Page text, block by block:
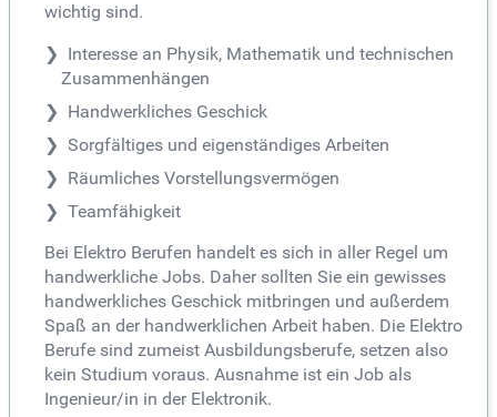
wichtig sind.
Interesse an Physik, Mathematik und technischen
Zusammenhängen
Handwerkliches Geschick
Sorgfältiges und eigenständiges Arbeiten
Räumliches Vorstellungsvermögen
Teamfähigkeit
Bei Elektro Berufen handelt es sich in aller Regel um
handwerkliche Jobs. Daher sollten Sie ein gewisses
handwerkliches Geschick mitbringen und außerdem
Spaß an der handwerklichen Arbeit haben. Die Elektro
Berufe sind zumeist Ausbildungsberufe, setzen also
kein Studium voraus. Ausnahme ist ein Job als
Ingenieur/in in der Elektronik.